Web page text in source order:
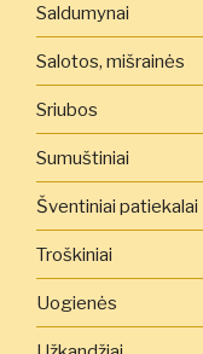
Saldumynai
Salotos, mišrainės
Sriubos
Sumuštiniai
Šventiniai patiekalai
Troškiniai
Uogienės